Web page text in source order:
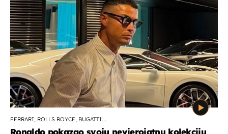
FERRARI, ROLLS ROYCE, BUGATTI...
Ronaldo pokazao svoju nevjerojatnu kolekciju